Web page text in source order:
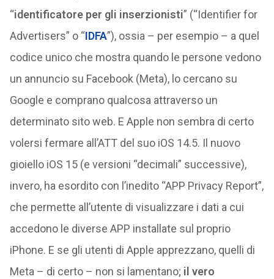
“identificatore per gli inserzionisti” (“Identifier for
Advertisers” o “IDFA”), ossia – per esempio – a quel
codice unico che mostra quando le persone vedono
un annuncio su Facebook (Meta), lo cercano su
Google e comprano qualcosa attraverso un
determinato sito web. E Apple non sembra di certo
volersi fermare all’ATT del suo iOS 14.5. Il nuovo
gioiello iOS 15 (e versioni “decimali” successive),
invero, ha esordito con l’inedito “APP Privacy Report”,
che permette all’utente di visualizzare i dati a cui
accedono le diverse APP installate sul proprio
iPhone. E se gli utenti di Apple apprezzano, quelli di
Meta – di certo – non si lamentano; il vero